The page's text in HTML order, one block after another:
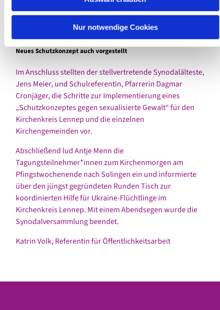
Nur notwendige Cookies
Vorschläge, eigene Erfahrungen und Optionen für einen
gangbaren Weg für die eigene und benachbarte
Kirchengemeinde.
Neues Schutzkonzept auch vorgestellt
Im Anschluss stellten der stellvertretende Synodalälteste,
Jens Meier, und Schulreferentin, Pfarrerin Dagmar
Cronjäger, die Schritte zur Implementierung eines
„Schutzkonzeptes gegen sexualisierte Gewalt“ für den
Kirchenkreis Lennep und die einzelnen
Kirchengemeinden vor.
Abschließend lud Antje Menn die
Tagungsteilnehmer*innen zum Kirchenmorgen am
Pfingstwochenende nach Solingen ein und informierte
über den jüngst gegründeten Runden Tisch zur
koordinierten Hilfe für Ukraine-Flüchtlinge im
Kirchenkreis Lennep. Mit einem Abendsegen wurde die
Synodalversammlung beendet.
Katrin Volk, Referentin für Öffentlichkeitsarbeit